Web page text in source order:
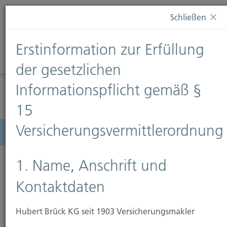
Diese Webseite verwendet Cookies. Wenn Sie weiterhin
Informationen finden Sie auf unserer SeiteDatenschutz
Diese Nachricht nicht erneut anzeigen
Menü
Schließen
Erstinformation zur Erfüllung
der gesetzlichen
Informationspflicht gemäß §
15
Versicherungsvermittlerordnung
1. Name, Anschrift und
Kontaktdaten
Hubert Brück KG seit 1903 Versicherungsmakler